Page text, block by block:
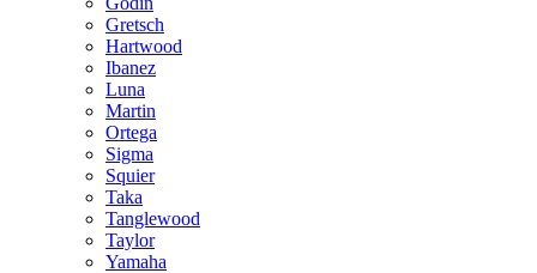
Gretsch
Hartwood
Ibanez
Luna
Martin
Ortega
Sigma
Squier
Taka
Tanglewood
Taylor
Yamaha